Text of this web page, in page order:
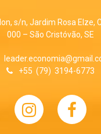
s/n, Jardim Rosa Elze,
000 – São Cristóvão, SE
+55 (79) 3194-6773